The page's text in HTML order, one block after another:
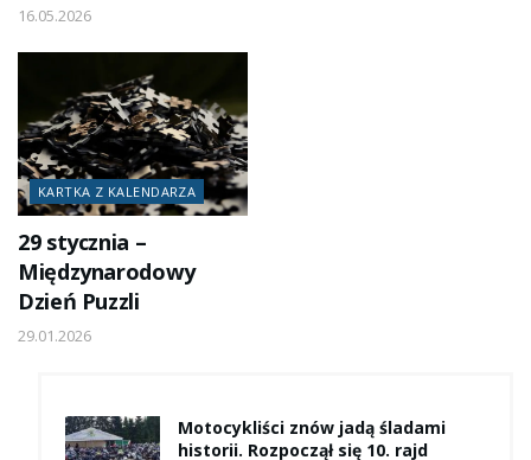
16.05.2026
KARTKA Z KALENDARZA
29 stycznia –
Międzynarodowy
Dzień Puzzli
29.01.2026
Motocykliści znów jadą śladami
historii. Rozpoczął się 10. rajd